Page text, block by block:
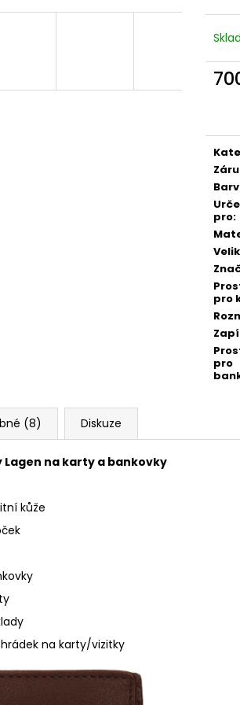
pro:
pro
pro
(8) Diskuze
Lagen na karty a bankovky
kůže
na karty/vizitky